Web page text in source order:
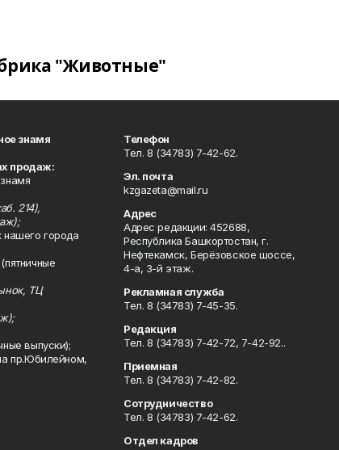
"Животные"
знамя
продаж:
214),
нашего города
ТЦ
выпуски);
пр.Юбилейном,
Телефон
Тел. 8 (34783) 7-42-62.
Эл. почта
kzgazeta@mail.ru
Адрес
Адрес редакции: 452688,
Республика Башкортостан, г.
Нефтекамск, Берёзовское шоссе,
4-а, 3-й этаж.
Рекламная служба
Тел. 8 (34783) 7-45-35.
Редакция
Тел. 8 (34783) 7-42-72, 7-42-92..
Приемная
Тел. 8 (34783) 7-42-82.
Сотрудничество
Тел. 8 (34783) 7-42-62.
Отдел кадров